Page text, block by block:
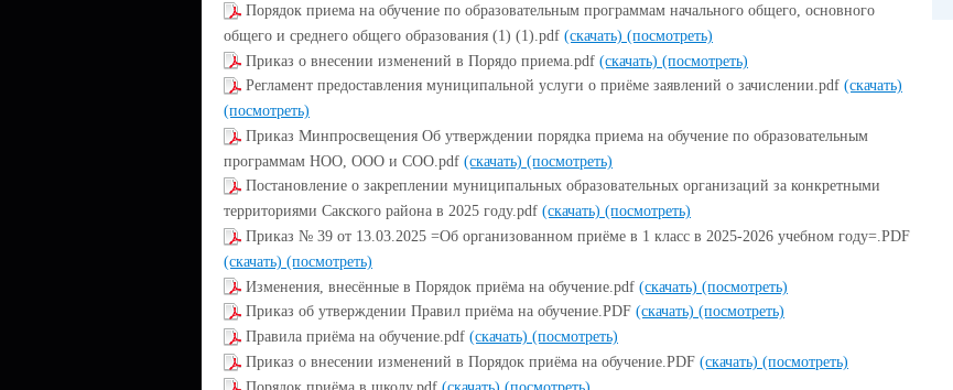
Порядок приема на обучение по образовательным программам начального общего, основного
общего и среднего общего образования (1) (1).pdf (скачать) (посмотреть)
Приказ о внесении изменений в Порядо приема.pdf (скачать) (посмотреть)
Регламент предоставления муниципальной услуги о приёме заявлений о зачислении.pdf (скачать)
(посмотреть)
Приказ Минпросвещения Об утверждении порядка приема на обучение по образовательным
программам НОО, ООО и СОО.pdf (скачать) (посмотреть)
Постановление о закреплении муниципальных образовательных организаций за конкретными
территориями Сакского района в 2025 году.pdf (скачать) (посмотреть)
Приказ № 39 от 13.03.2025 =Об организованном приёме в 1 класс в 2025-2026 учебном году=.PDF
(скачать) (посмотреть)
Изменения, внесённые в Порядок приёма на обучение.pdf (скачать) (посмотреть)
Приказ об утверждении Правил приёма на обучение.PDF (скачать) (посмотреть)
Правила приёма на обучение.pdf (скачать) (посмотреть)
Приказ о внесении изменений в Порядок приёма на обучение.PDF (скачать) (посмотреть)
Порядок приёма в школу.pdf (скачать) (посмотреть)